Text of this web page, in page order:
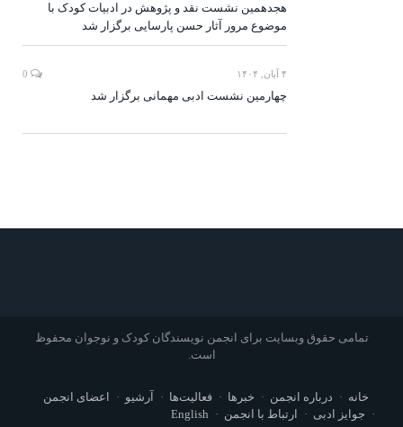
هجدهمین نشست نقد و پژوهش در ادبیات کودک با
موضوع مرور آثار حسن پارسایی برگزار شد
۴ آبان, ۱۴۰۴
چهارمین نشست ادبی مهمانی برگزار شد
تمامی حقوق وبسایت برای انجمن نویسندگان کودک و نوجوان محفوظ
است.
خانه درباره انجمن خبرها فعالیت‌ها آرشیو
اعضای انجمن
جوایز ادبی
ارتباط با انجمن English